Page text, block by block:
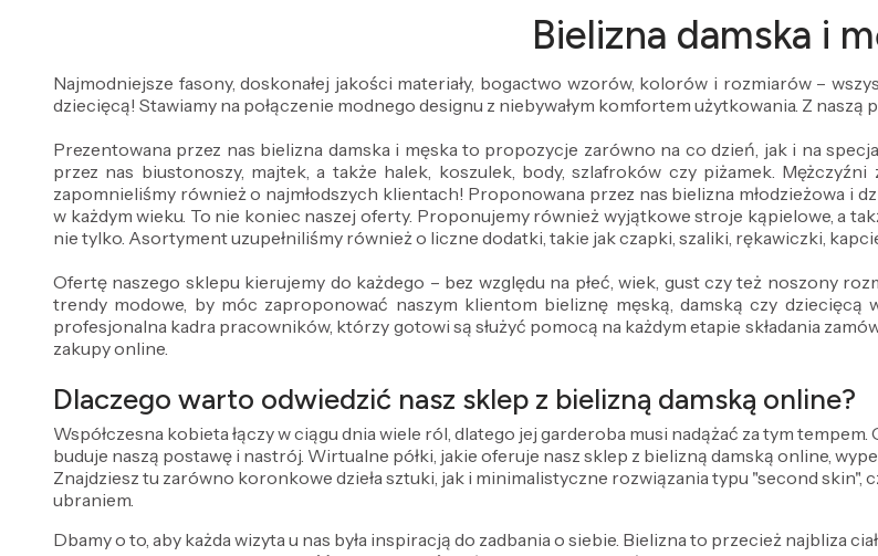
Bielizna damska i
Najmodniejsze fasony, doskonałej jakości materiały, bogactwo wzorów, kolorów i rozmiarów –
dziecięcą! Stawiamy na połączenie modnego designu z niebywałym komfortem użytkowania. Z
Prezentowana przez nas bielizna damska i męska to propozycje zarówno na co dzień, jak i na
przez nas biustonoszy, majtek, a także halek, koszulek, body, szlafroków czy piżamek.
zapomnieliśmy również o najmłodszych klientach! Proponowana przez nas bielizna młodzieżowa i
w każdym wieku. To nie koniec naszej oferty. Proponujemy również wyjątkowe stroje kąpielowe, a
nie tylko. Asortyment uzupełniliśmy również o liczne dodatki, takie jak czapki, szaliki, rękawiczki,
Ofertę naszego sklepu kierujemy do każdego – bez względu na płeć, wiek, gust czy też noszony
trendy modowe, by móc zaproponować naszym klientom bieliznę męską, damską czy dziecięcą
profesjonalna kadra pracowników, którzy gotowi są służyć pomocą na każdym etapie składania
zakupy online.
Dlaczego warto odwiedzić nasz sklep z bielizną damską online?
Współczesna kobieta łączy w ciągu dnia wiele ról, dlatego jej garderoba musi nadążać za tym
buduje naszą postawę i nastrój. Wirtualne półki, jakie oferuje nasz sklep z bielizną damską online,
Znajdziesz tu zarówno koronkowe dzieła sztuki, jak i minimalistyczne rozwiązania typu "second
ubraniem.
Dbamy o to, aby każda wizyta u nas była inspiracją do zadbania o siebie. Bielizna to przecież najbliza